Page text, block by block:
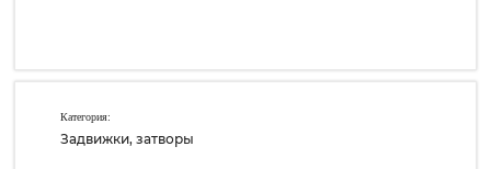
Категория:
Задвижки, затворы